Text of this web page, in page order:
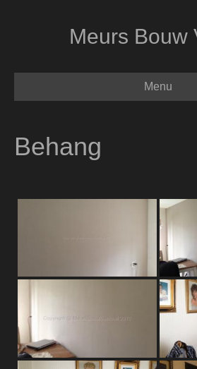
Meurs Bouw
Menu
Behang